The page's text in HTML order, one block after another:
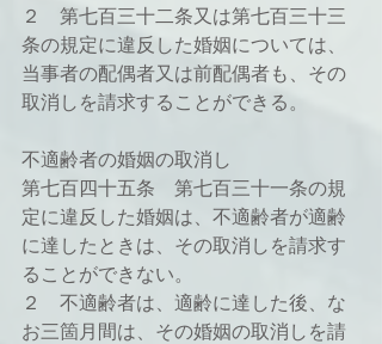
２　第七百三十二条又は第七百三十三
条の規定に違反した婚姻については、
当事者の配偶者又は前配偶者も、その
取消しを請求することができる。
不適齢者の婚姻の取消し
第七百四十五条　第七百三十一条の規
定に違反した婚姻は、不適齢者が適齢
に達したときは、その取消しを請求す
ることができない。
２　不適齢者は、適齢に達した後、な
お三箇月間は、その婚姻の取消しを請